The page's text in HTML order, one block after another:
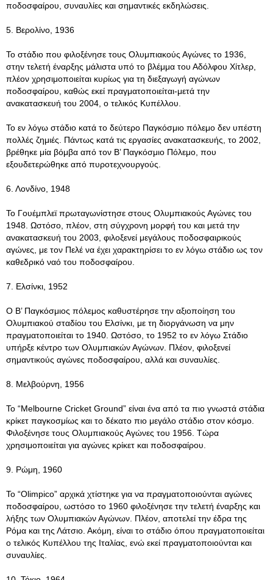
ποδοσφαίρου, συναυλίες και σημαντικές εκδηλώσεις.
5. Βερολίνο, 1936
Το στάδιο που φιλοξένησε τους Ολυμπιακούς Αγώνες το 1936,
στην τελετή έναρξης μάλιστα υπό το βλέμμα του Αδόλφου Χίτλερ,
πλέον χρησιμοποιείται κυρίως για τη διεξαγωγή αγώνων
ποδοσφαίρου, καθώς εκεί πραγματοποιείται-μετά την
ανακατασκευή του 2004, ο τελικός Κυπέλλου.
Το εν λόγω στάδιο κατά το δεύτερο Παγκόσμιο πόλεμο δεν υπέστη
πολλές ζημιές. Πάντως κατά τις εργασίες ανακατασκευής, το 2002,
βρέθηκε μία βόμβα από τον Β’ Παγκόσμιο Πόλεμο, που
εξουδετερώθηκε από πυροτεχνουργούς.
6. Λονδίνο, 1948
Το Γουέμπλεϊ πρωταγωνίστησε στους Ολυμπιακούς Αγώνες του
1948. Ωστόσο, πλέον, στη σύγχρονη μορφή του και μετά την
ανακατασκευή του 2003, φιλοξενεί μεγάλους ποδοσφαιρικούς
αγώνες, με τον Πελέ να έχει χαρακτηρίσει το εν λόγω στάδιο ως τον
καθεδρικό ναό του ποδοσφαίρου.
7. Ελσίνκι, 1952
Ο Β’ Παγκόσμιος πόλεμος καθυστέρησε την αξιοποίηση του
Ολυμπιακού σταδίου του Ελσίνκι, με τη διοργάνωση να μην
πραγματοποιείται το 1940. Ωστόσο, το 1952 το εν λόγω Στάδιο
υπήρξε κέντρο των Ολυμπιακών Αγώνων. Πλέον, φιλοξενεί
σημαντικούς αγώνες ποδοσφαίρου, αλλά και συναυλίες.
8. Μελβούρνη, 1956
Το “Melbourne Cricket Ground” είναι ένα από τα πιο γνωστά στάδια
κρίκετ παγκοσμίως και το δέκατο πιο μεγάλο στάδιο στον κόσμο.
Φιλοξένησε τους Ολυμπιακούς Αγώνες του 1956. Τώρα
χρησιμοποιείται για αγώνες κρίκετ και ποδοσφαίρου.
9. Ρώμη, 1960
Το “Olimpico” αρχικά χτίστηκε για να πραγματοποιούνται αγώνες
ποδοσφαίρου, ωστόσο το 1960 φιλοξένησε την τελετή έναρξης και
λήξης των Ολυμπιακών Αγώνων. Πλέον, αποτελεί την έδρα της
Ρόμα και της Λάτσιο. Ακόμη, είναι το στάδιο όπου πραγματοποιείται
ο τελικός Κυπέλλου της Ιταλίας, ενώ εκεί πραγματοποιούνται και
συναυλίες.